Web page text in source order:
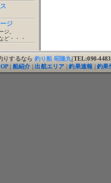
ジ
ジ。
ど・・・
りするなら 釣り船 昭隆丸|TEL:090-
船紹介 |出航エリア |釣果速報 |釣果